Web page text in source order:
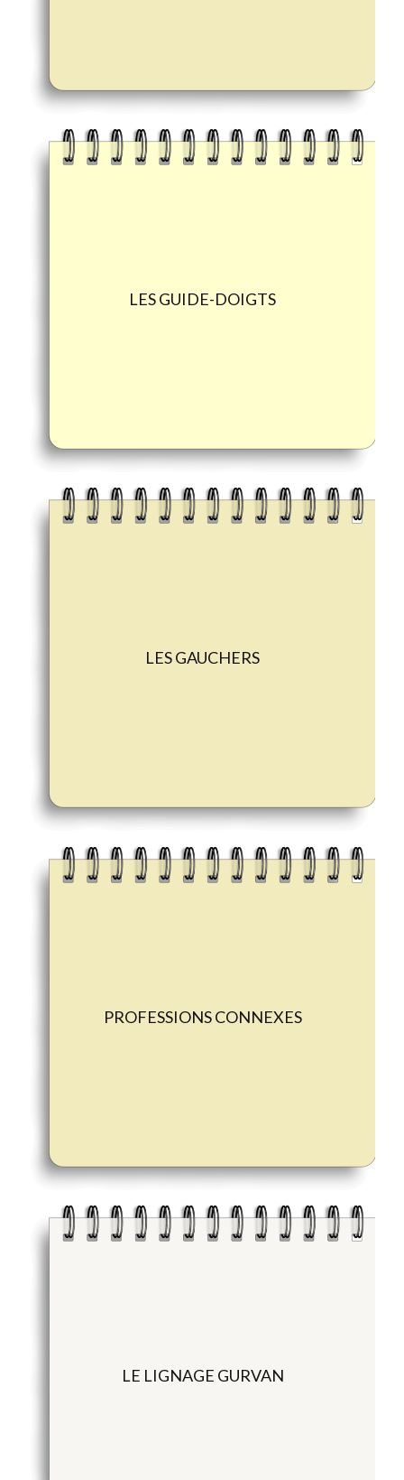
LES GUIDE-DOIGTS
LES GAUCHERS
PROFESSIONS CONNEXES
LE LIGNAGE GURVAN